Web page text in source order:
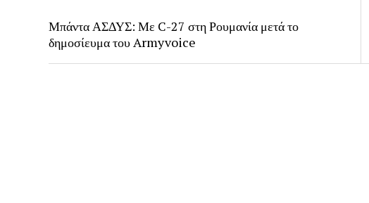
Μπάντα ΑΣΔΥΣ: Με C-27 στη Ρουμανία μετά το
δημοσίευμα του Armyvoice